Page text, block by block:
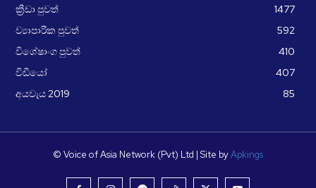
ක්‍රීඩා පුවත්
1477
ව්‍යාපාරික පුවත්
592
විශේෂාංග පුවත්
410
වීඩීයෝ
407
අයවැය 2019
85
© Voice of Asia Network (Pvt) Ltd | Site byApkings